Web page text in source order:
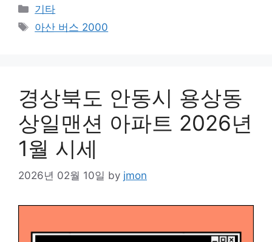
Categories
기타
Tags
아산 버스 2000
경상북도 안동시 용상동
상일맨션 아파트 2026년
1월 시세
2026년 02월 10일 by jmon